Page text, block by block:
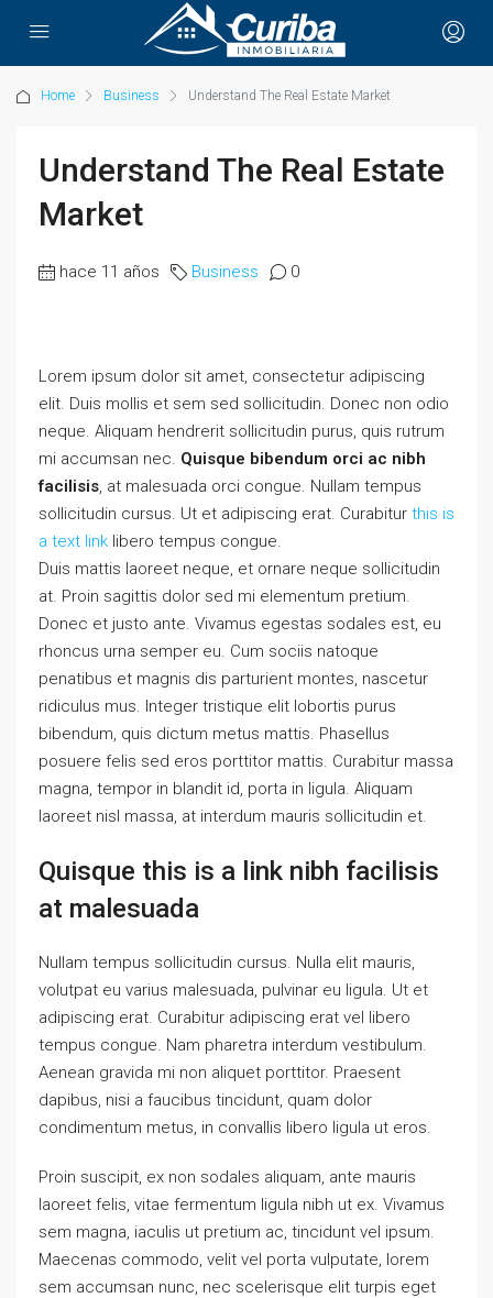
Home Business Understand The Real Estate Market
Understand The Real Estate
Market
hace 11 años Business 0
Lorem ipsum dolor sit amet, consectetur adipiscing
elit. Duis mollis et sem sed sollicitudin. Donec non odio
neque. Aliquam hendrerit sollicitudin purus, quis rutrum
mi accumsan nec. Quisque bibendum orci ac nibh
facilisis, at malesuada orci congue. Nullam tempus
sollicitudin cursus. Ut et adipiscing erat. Curabitur this is
a text link libero tempus congue.
Duis mattis laoreet neque, et ornare neque sollicitudin
at. Proin sagittis dolor sed mi elementum pretium.
Donec et justo ante. Vivamus egestas sodales est, eu
rhoncus urna semper eu. Cum sociis natoque
penatibus et magnis dis parturient montes, nascetur
ridiculus mus. Integer tristique elit lobortis purus
bibendum, quis dictum metus mattis. Phasellus
posuere felis sed eros porttitor mattis. Curabitur massa
magna, tempor in blandit id, porta in ligula. Aliquam
laoreet nisl massa, at interdum mauris sollicitudin et.
Quisque this is a link nibh facilisis
at malesuada
Nullam tempus sollicitudin cursus. Nulla elit mauris,
volutpat eu varius malesuada, pulvinar eu ligula. Ut et
adipiscing erat. Curabitur adipiscing erat vel libero
tempus congue. Nam pharetra interdum vestibulum.
Aenean gravida mi non aliquet porttitor. Praesent
dapibus, nisi a faucibus tincidunt, quam dolor
condimentum metus, in convallis libero ligula ut eros.
Proin suscipit, ex non sodales aliquam, ante mauris
laoreet felis, vitae fermentum ligula nibh ut ex. Vivamus
sem magna, iaculis ut pretium ac, tincidunt vel ipsum.
Maecenas commodo, velit vel porta vulputate, lorem
sem accumsan nunc, nec scelerisque elit turpis eget